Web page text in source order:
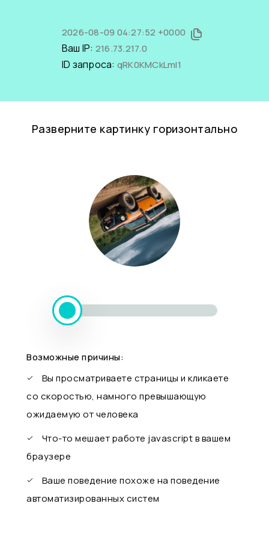
2026-08-09 04:27:52 +0000
Ваш IP: 216.73.217.0
ID запроса: qRK0KMCkLmI1
Разверните картинку горизонтально
Возможные причины:
Вы просматриваете страницы и кликаете
со скоростью, намного превышающую
ожидаемую от человека
Что-то мешает работе javascript в вашем
браузере
Ваше поведение похоже на поведение
автоматизированных систем